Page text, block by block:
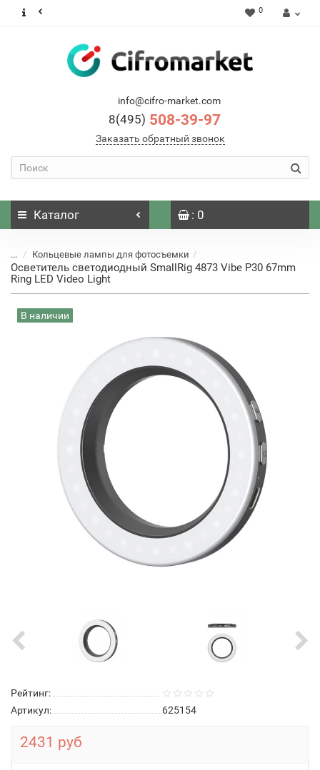
0
info@cifro-market.com
8(495) 508-39-97
Заказать обратный звонок
Каталог : 0
... Кольцевые лампы для фотосъемки
Осветитель светодиодный SmallRig 4873 Vibe P30 67mm
Ring LED Video Light
В наличии
Рейтинг:
Артикул:
625154
2431 руб